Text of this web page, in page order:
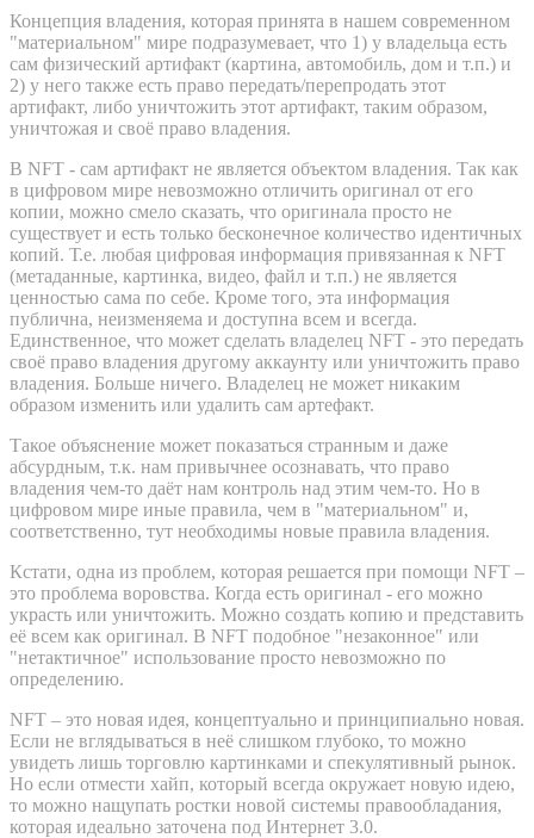
Концепция владения, которая принята в нашем современном
"материальном" мире подразумевает, что 1) у владельца есть
сам физический артифакт (картина, автомобиль, дом и т.п.) и
2) у него также есть право передать/перепродать этот
артифакт, либо уничтожить этот артифакт, таким образом,
уничтожая и своё право владения.
В NFT - сам артифакт не является объектом владения. Так как
в цифровом мире невозможно отличить оригинал от его
копии, можно смело сказать, что оригинала просто не
существует и есть только бесконечное количество идентичных
копий. Т.е. любая цифровая информация привязанная к NFT
(метаданные, картинка, видео, файл и т.п.) не является
ценностью сама по себе. Кроме того, эта информация
публична, неизменяема и доступна всем и всегда.
Единственное, что может сделать владелец NFT - это передать
своё право владения другому аккаунту или уничтожить право
владения. Больше ничего. Владелец не может никаким
образом изменить или удалить сам артефакт.
Такое объяснение может показаться странным и даже
абсурдным, т.к. нам привычнее осознавать, что право
владения чем-то даёт нам контроль над этим чем-то. Но в
цифровом мире иные правила, чем в "материальном" и,
соответственно, тут необходимы новые правила владения.
Кстати, одна из проблем, которая решается при помощи NFT –
это проблема воровства. Когда есть оригинал - его можно
украсть или уничтожить. Можно создать копию и представить
её всем как оригинал. В NFT подобное "незаконное" или
"нетактичное" использование просто невозможно по
определению.
NFT – это новая идея, концептуально и принципиально новая.
Если не вглядываться в неё слишком глубоко, то можно
увидеть лишь торговлю картинками и спекулятивный рынок.
Но если отмести хайп, который всегда окружает новую идею,
то можно нащупать ростки новой системы правообладания,
которая идеально заточена под Интернет 3.0.